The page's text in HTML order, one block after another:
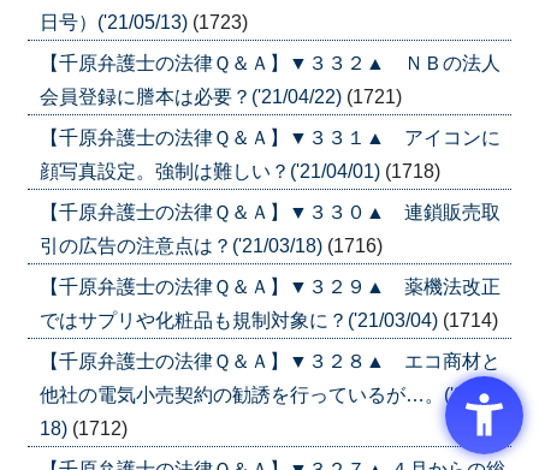
日号）('21/05/13) (1723)
【千原弁護士の法律Ｑ＆Ａ】▼３３２▲ ＮＢの法人
会員登録に謄本は必要？('21/04/22) (1721)
【千原弁護士の法律Ｑ＆Ａ】▼３３１▲ アイコンに
顔写真設定。強制は難しい？('21/04/01) (1718)
【千原弁護士の法律Ｑ＆Ａ】▼３３０▲ 連鎖販売取
引の広告の注意点は？('21/03/18) (1716)
【千原弁護士の法律Ｑ＆Ａ】▼３２９▲ 薬機法改正
ではサプリや化粧品も規制対象に？('21/03/04) (1714)
【千原弁護士の法律Ｑ＆Ａ】▼３２８▲ エコ商材と
他社の電気小売契約の勧誘を行っているが…。('21/02/
18) (1712)